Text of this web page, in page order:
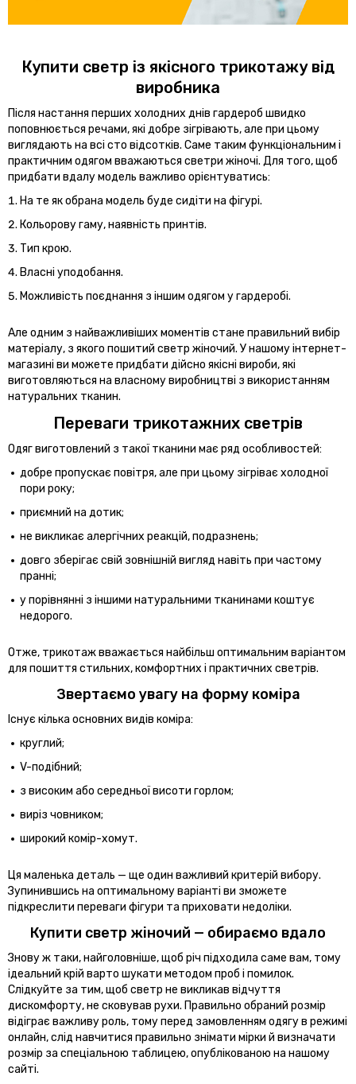
Купити светр із якісного трикотажу від
виробника
Після настання перших холодних днів гардероб швидко
поповнюється речами, які добре зігрівають, але при цьому
виглядають на всі сто відсотків. Саме таким функціональним і
практичним одягом вважаються светри жіночі. Для того, щоб
придбати вдалу модель важливо орієнтуватись:
На те як обрана модель буде сидіти на фігурі.
Кольорову гаму, наявність принтів.
Тип крою.
Власні уподобання.
Можливість поєднання з іншим одягом у гардеробі.
Але одним з найважливіших моментів стане правильний вибір
матеріалу, з якого пошитий светр жіночий. У нашому інтернет-
магазині ви можете придбати дійсно якісні вироби, які
виготовляються на власному виробництві з використанням
натуральних тканин.
Переваги трикотажних светрів
Одяг виготовлений з такої тканини має ряд особливостей:
добре пропускає повітря, але при цьому зігріває холодної
пори року;
приємний на дотик;
не викликає алергічних реакцій, подразнень;
довго зберігає свій зовнішній вигляд навіть при частому
пранні;
у порівнянні з іншими натуральними тканинами коштує
недорого.
Отже, трикотаж вважається найбільш оптимальним варіантом
для пошиття стильних, комфортних і практичних светрів.
Звертаємо увагу на форму коміра
Існує кілька основних видів коміра:
круглий;
V-подібний;
з високим або середньої висоти горлом;
виріз човником;
широкий комір-хомут.
Ця маленька деталь — ще один важливий критерій вибору.
Зупинившись на оптимальному варіанті ви зможете
підкреслити переваги фігури та приховати недоліки.
Купити светр жіночий — обираємо вдало
Знову ж таки, найголовніше, щоб річ підходила саме вам, тому
ідеальний крій варто шукати методом проб і помилок.
Слідкуйте за тим, щоб светр не викликав відчуття
дискомфорту, не сковував рухи. Правильно обраний розмір
відіграє важливу роль, тому перед замовленням одягу в режимі
онлайн, слід навчитися правильно знімати мірки й визначати
розмір за спеціальною таблицею, опублікованою на нашому
сайті.